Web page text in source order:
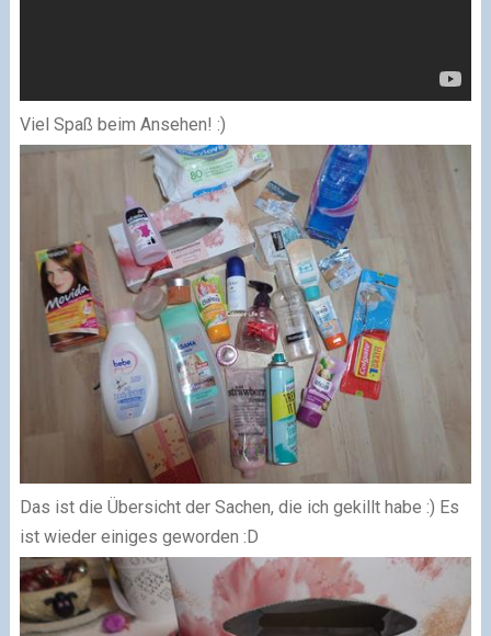
Viel Spaß beim Ansehen! :)
Das ist die Übersicht der Sachen, die ich gekillt habe :) Es
ist wieder einiges geworden :D